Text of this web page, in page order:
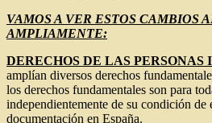
VAMOS A VER ESTOS CAMBIOS
AMPLIAMENTE:
DERECHOS DE LAS PERSONAS
amplían diversos derechos
los derechos fundamentales son para
independientemente de su condición de
documentación en España.